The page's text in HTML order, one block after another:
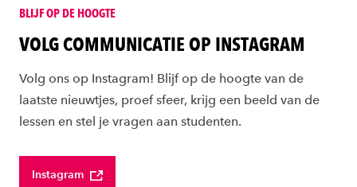
BLIJF OP DE HOOGTE
VOLG COMMUNICATIE OP INSTAGRAM
Volg ons op Instagram! Blijf op de hoogte van de
laatste nieuwtjes, proef sfeer, krijg een beeld van de
lessen en stel je vragen aan studenten.
Instagram